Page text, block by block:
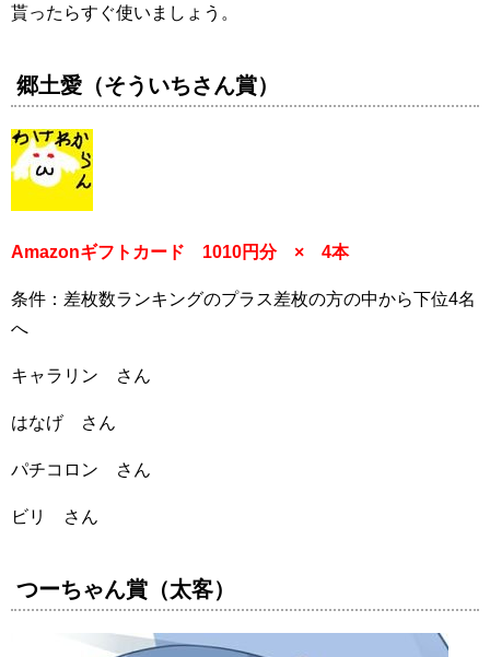
貰ったらすぐ使いましょう。
郷土愛（そういちさん賞）
Amazonギフトカード 1010円分 × 4本
条件：差枚数ランキングのプラス差枚の方の中から下位4名
へ
キャラリン さん
はなげ さん
パチコロン さん
ビリ さん
つーちゃん賞（太客）